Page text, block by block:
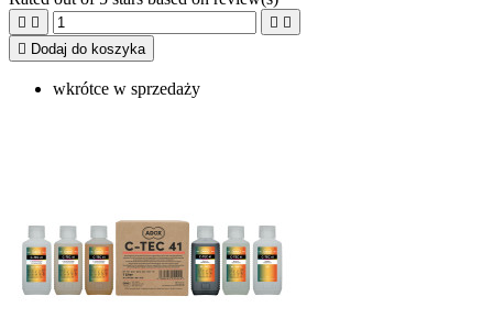
   
 Dodaj do koszyka
wkrótce w sprzedaży